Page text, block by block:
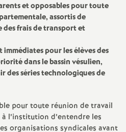
et opposables pour toute
assortis de
des frais de transport et
immédiates pour les élèves des
dans le bassin vésulien,
des séries technologiques de
pour toute réunion de travail
l’institution d’entendre les
organisations syndicales avant